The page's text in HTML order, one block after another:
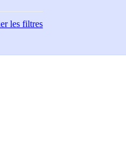
les filtres